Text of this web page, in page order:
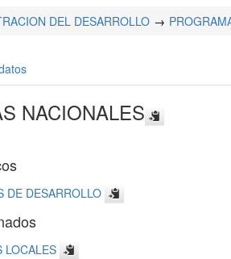
DEL DESARROLLO
NACIONALES
DE DESARROLLO
LOCALES